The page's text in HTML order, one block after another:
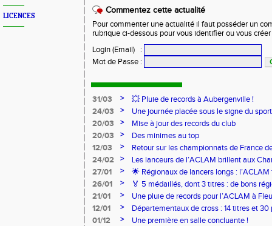
LICENCES
Commentez cette actualité
Pour commenter une actualité il faut posséder un
rubrique ci-dessous pour vous identifier ou vous
Login (Email)
:
Mot de Passe :
31/03 >
💥 Pluie de records à Aubergenville !
24/03
>
Une journée placée sous le signe du
20/03
>
Mise à jour des records du club
20/03
>
Des minimes au top
12/03
>
Retour sur les championnats de France
24/02
>
Les lanceurs de l’ACLAM brillent aux
Lancers Longs à Nice
27/01 >
🌟 Régionaux de lancers longs :
sur-Loire
26/01 >
🏅 5 médaillés, dont 3 titres : de bons
pour l’Aclam !
21/01 >
Une pluie de records pour l’ACLAM à
12/01
>
Départementaux de cross : 14 titres et 30
01/12
>
Une première en salle concluante !